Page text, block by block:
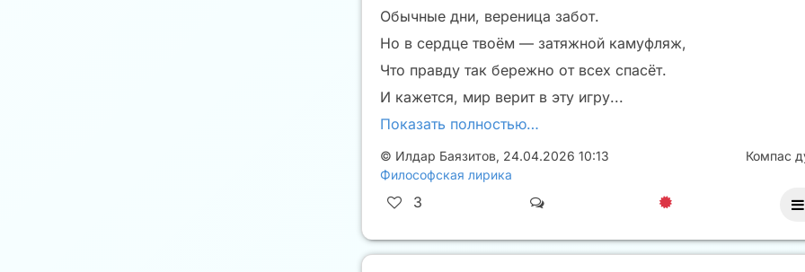
Обычные дни, вереница забот.
Но в сердце твоём — затяжной камуфляж,
Что правду так бережно от всех спасёт.
И кажется, мир верит в эту игру...
Показать полностью…
© Илдар Баязитов, 24.04.2026 10:13
Философская лирика
Компас
3